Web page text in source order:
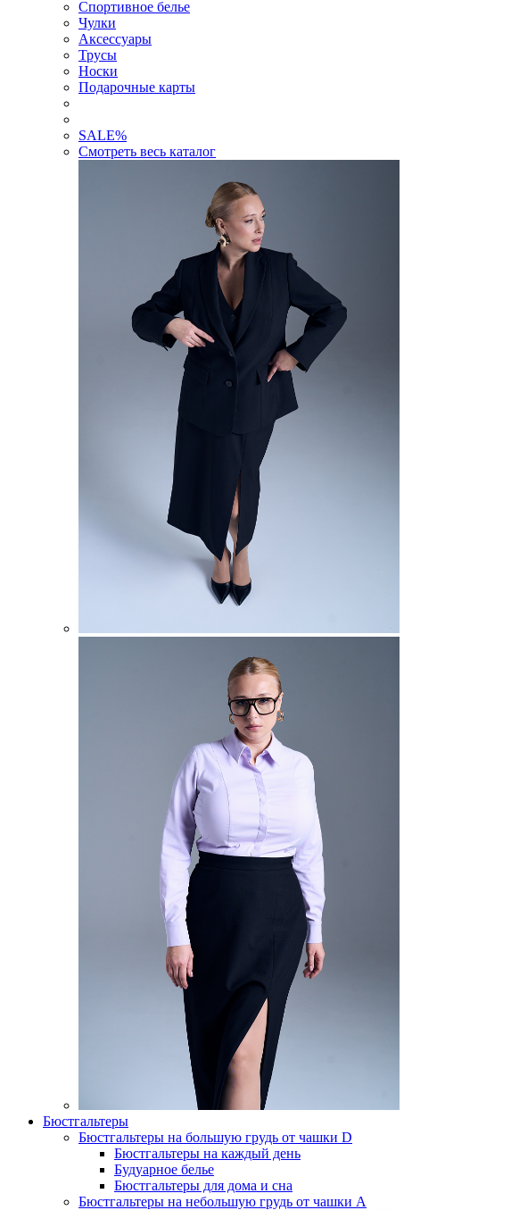
Спортивное белье
Чулки
Аксессуары
Трусы
Носки
Подарочные карты
SALE%
Смотреть весь каталог
Бюстгальтеры
Бюстгальтеры на большую грудь от чашки D
Бюстгальтеры на каждый день
Будуарное белье
Бюстгальтеры для дома и сна
Бюстгальтеры на небольшую грудь от чашки А